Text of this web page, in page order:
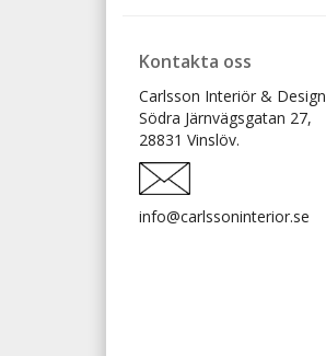
Kontakta oss
Carlsson Interiör & Design
Södra Järnvägsgatan 27,
28831 Vinslöv.
info@carlssoninterior.se